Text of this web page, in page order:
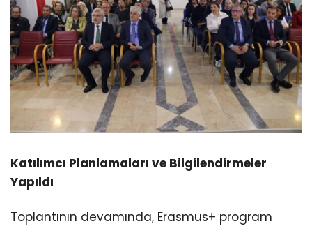
Katılımcı Planlamaları ve Bilgilendirmeler
Yapıldı
Toplantının devamında, Erasmus+ program